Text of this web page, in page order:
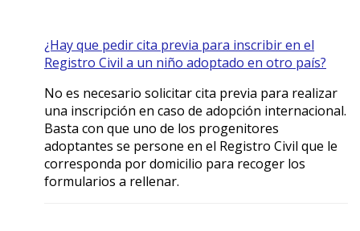
¿Hay que pedir cita previa para inscribir en el
Registro Civil a un niño adoptado en otro país?
No es necesario solicitar cita previa para realizar
una inscripción en caso de adopción internacional.
Basta con que uno de los progenitores
adoptantes se persone en el Registro Civil que le
corresponda por domicilio para recoger los
formularios a rellenar.